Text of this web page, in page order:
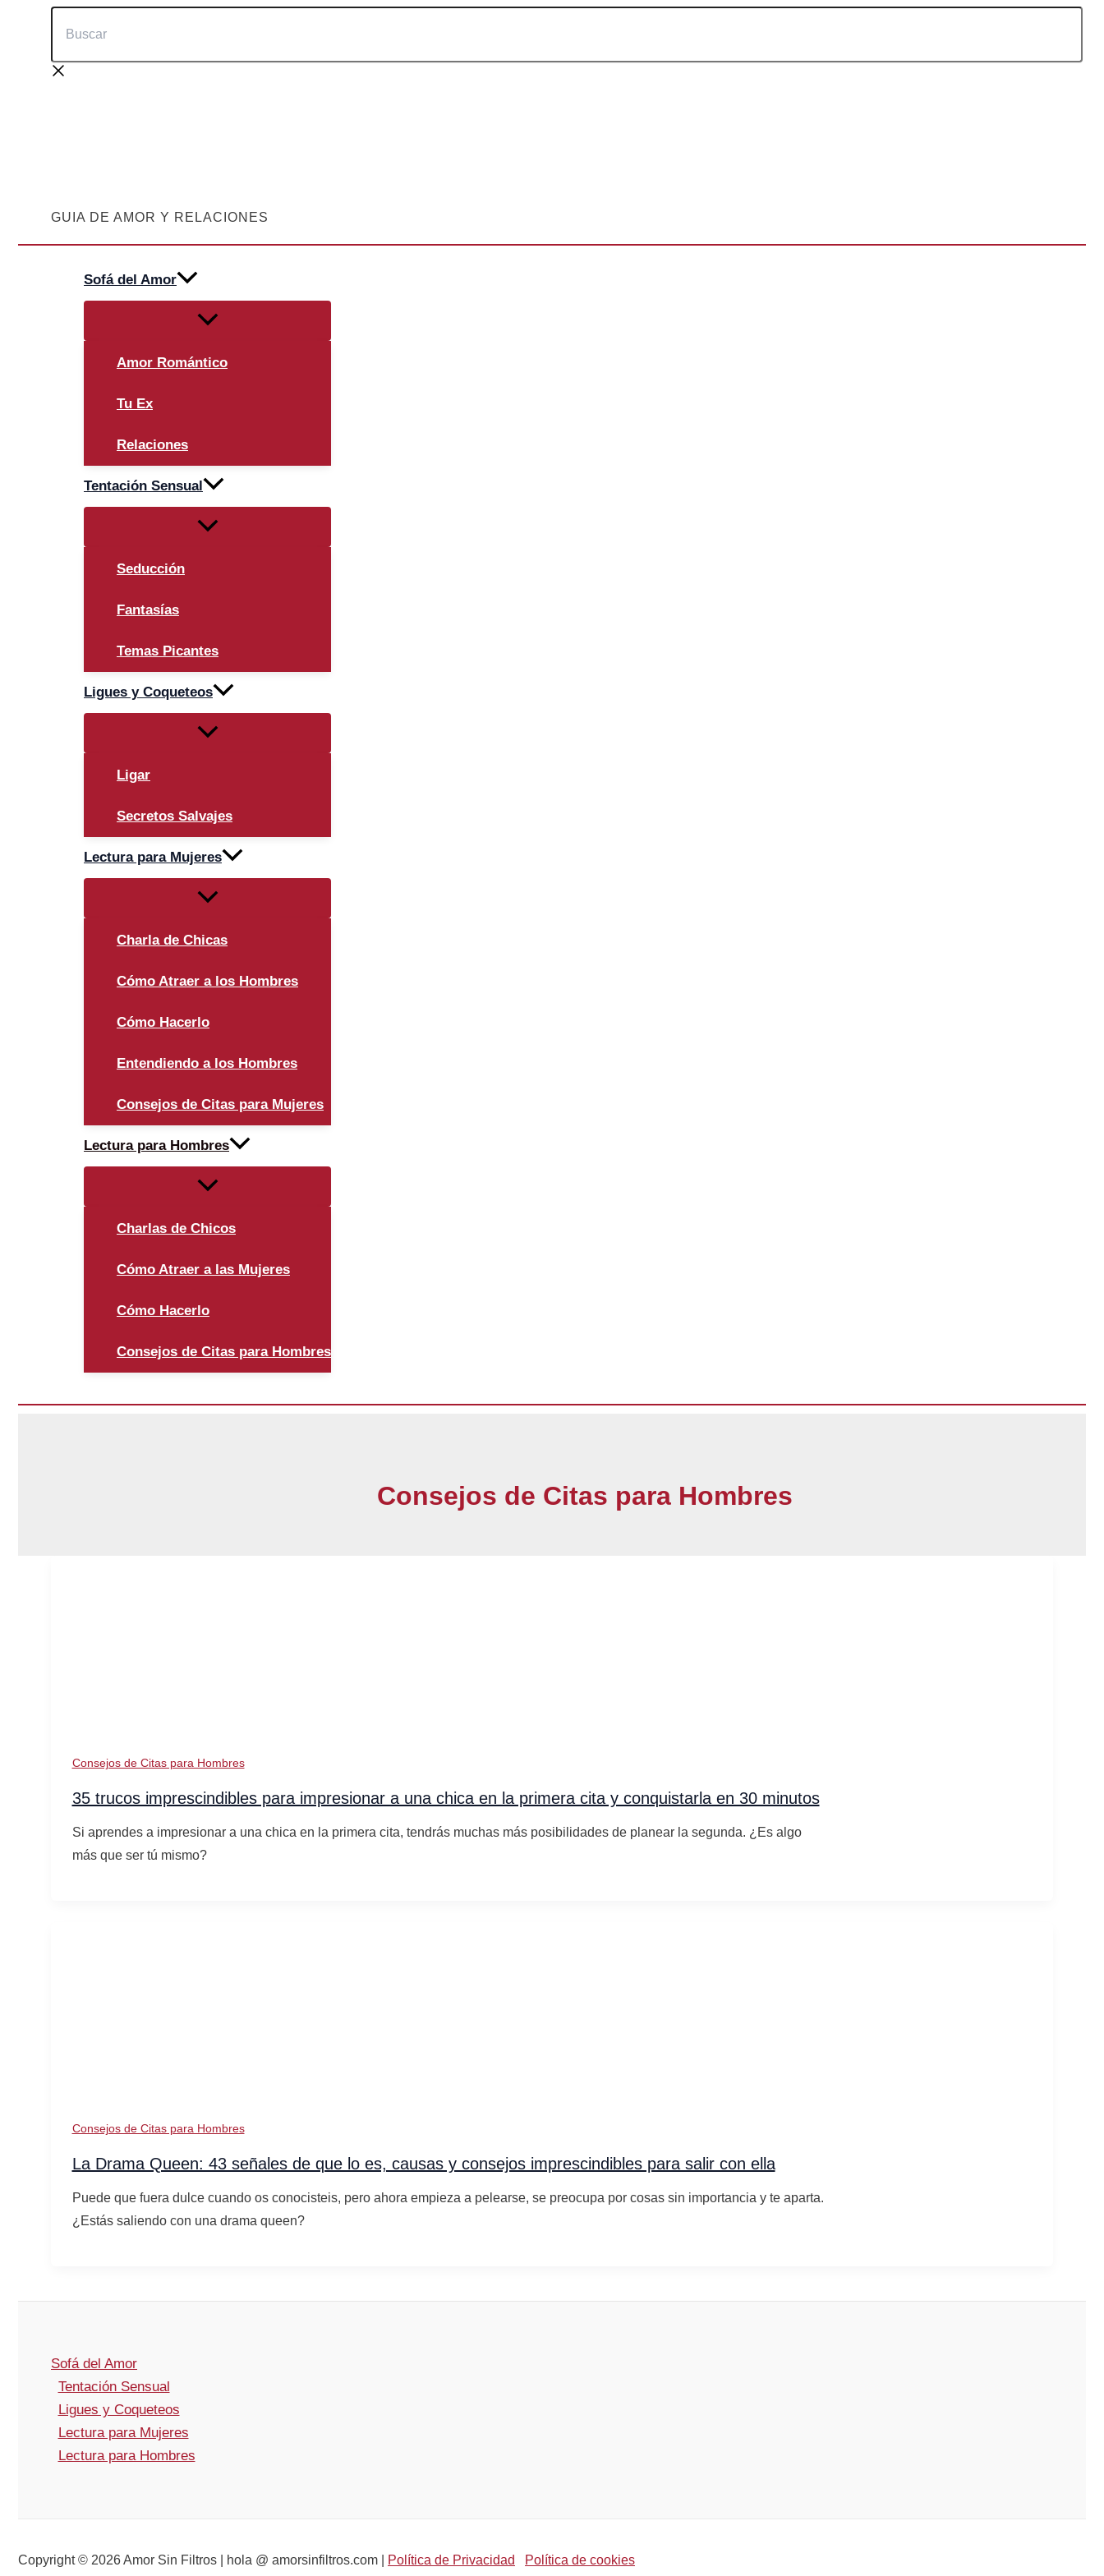
contenido
Buscar
GUIA DE AMOR Y RELACIONES
Sofá del Amor
Alternar
Amor Romántico
Tu Ex
Relaciones
Tentación Sensual
Alternar
Seducción
Fantasías
Temas Picantes
Ligues y Coqueteos
Alternar
Ligar
Secretos Salvajes
Lectura para Mujeres
Alternar
Charla de Chicas
Cómo Atraer a los Hombres
Cómo Hacerlo
Entendiendo a los Hombres
Consejos de Citas para Mujeres
Lectura para Hombres
Alternar
Charlas de Chicos
Cómo Atraer a las Mujeres
Cómo Hacerlo
Consejos de Citas para Hombres
Consejos de Citas para Hombres
Consejos de Citas para Hombres
35 trucos imprescindibles para impresionar a una chica en la primera cita y conquistarla en 30 minutos
Si aprendes a impresionar a una chica en la primera cita, tendrás muchas más posibilidades de planear la segunda. ¿Es algo
más que ser tú mismo?
Consejos de Citas para Hombres
La Drama Queen: 43 señales de que lo es, causas y consejos imprescindibles para salir con ella
Puede que fuera dulce cuando os conocisteis, pero ahora empieza a pelearse, se preocupa por cosas sin importancia y te aparta.
¿Estás saliendo con una drama queen?
Sofá del Amor
Tentación Sensual
Ligues y Coqueteos
Lectura para Mujeres
Lectura para Hombres
Copyright © 2026 Amor Sin Filtros | hola @ amorsinfiltros.com | Política de Privacidad Política de cookies